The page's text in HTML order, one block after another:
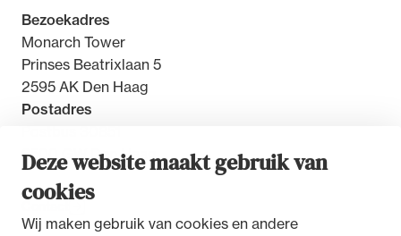
Deze website maakt gebruik van
cookies
Wij maken gebruik van cookies en andere
Bezoekadres
Monarch Tower
Prinses Beatrixlaan 5
2595 AK Den Haag
Postadres
2500 GW Den Haag
geheimhoudernummers.